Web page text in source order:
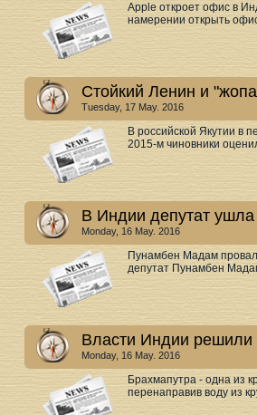
Apple откроет офис в
намерении открыть
Стойкий Ленин и
Tuesday, 17 May. 2016
В российской Якутии в
2015-м чиновники
В Индии депутат
Monday, 16 May. 2016
Пунамбен Мадам
депутат Пунамбен
Власти Индии решили
Monday, 16 May. 2016
Брахмапутра - одна из
перенаправив воду из